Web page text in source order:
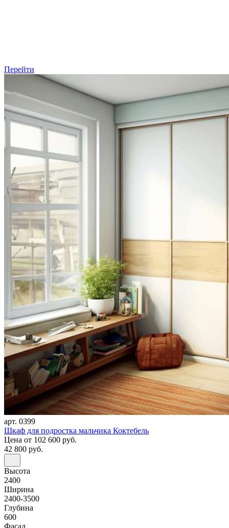
Перейти
арт. 0399
Шкаф для подростка мальчика Коктебель
Цена от 102 600 руб.
42 800 руб.
Высота
2400
Ширина
2400-3500
Глубина
600
Фасад